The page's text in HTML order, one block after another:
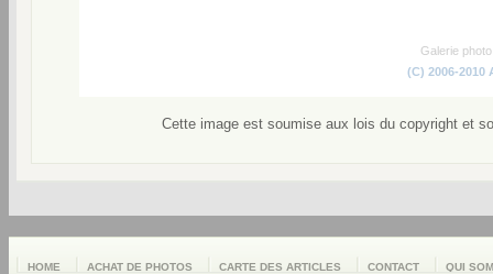
Galerie
(C) 2006-2010
Cette image est soumise aux lois du copyright et
HOME ACHAT DE PHOTOS CARTE DES ARTICLES CONTACT QUI